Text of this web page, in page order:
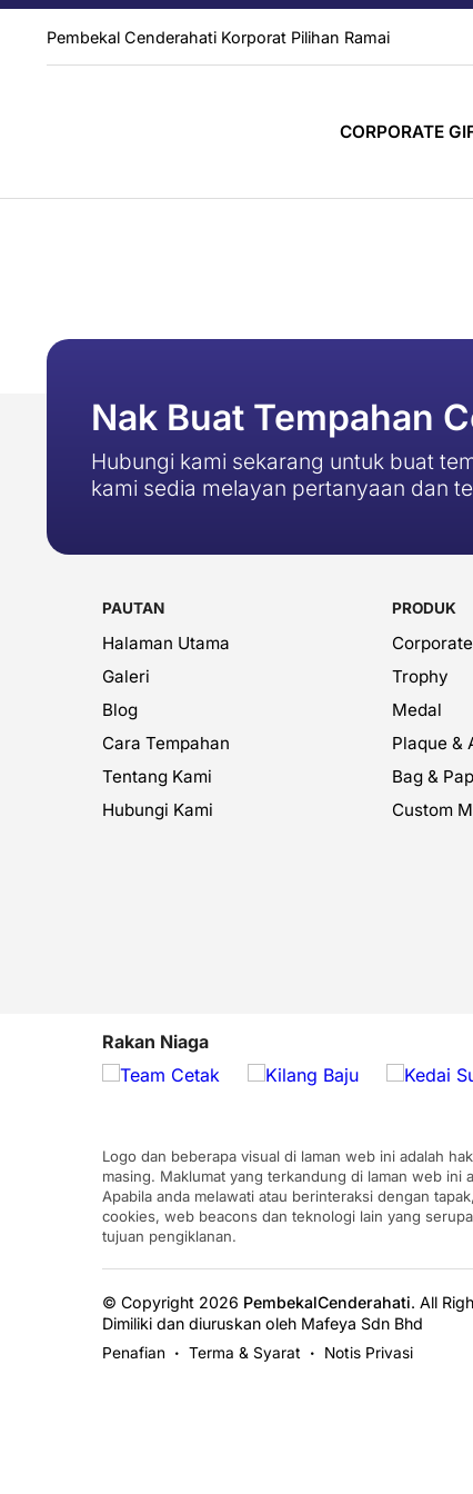
Pembekal Cenderahati Korporat Pilihan Ramai
CORPORATE
Nak Buat Tempahan
Hubungi kami sekarang untuk buat
kami sedia melayan pertanyaan dan
PAUTAN
Halaman Utama
Galeri
Blog
Cara Tempahan
Tentang Kami
Hubungi Kami
PRODUK
Trophy
Medal
Plaque &
Bag &
Custom
Rakan Niaga
Logo dan beberapa visual di laman web ini adalah
masing. Maklumat yang terkandung di laman web ini
Apabila anda melawati atau berinteraksi dengan
cookies, web beacons dan teknologi lain yang
tujuan pengiklanan.
© Copyright 2026 PembekalCenderahati. All
Dimiliki dan diuruskan oleh Mafeya Sdn Bhd
Penafian • Terma & Syarat • Notis Privasi